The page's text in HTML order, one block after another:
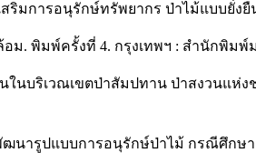
ารอนุรักษ์ทรัพยากร ป่าไม้แบบยั่งยืน.
ม. พิมพ์ครั้งที่ 4. กรุงเทพฯ : สำนักพิมพ์
นบริเวณเขตป่าสัมปทาน ป่าสงวนแห่
ารูปแบบการอนุรักษ์ป่าไม้ กรณีศึกษ